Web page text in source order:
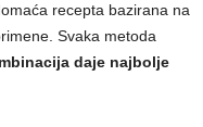
recepta bazirana na
Svaka metoda
daje najbolje